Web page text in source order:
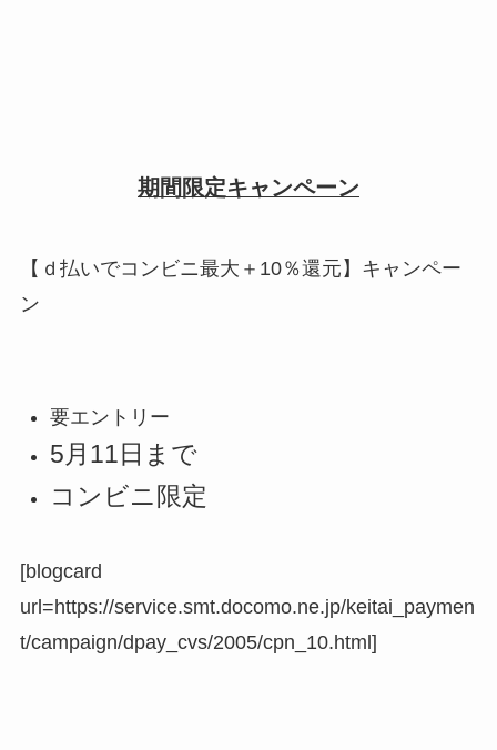
期間限定キャンペーン
【ｄ払いでコンビニ最大＋10％還元】キャンペー
ン
要エントリー
5月11日まで
コンビニ限定
[blogcard
url=https://service.smt.docomo.ne.jp/keitai_paymen
t/campaign/dpay_cvs/2005/cpn_10.html]